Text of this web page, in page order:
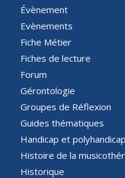
Évènement
Evènements
Fiche Métier
Fiches de lecture
Forum
Gérontologie
Groupes de Réflexion
Guides thématiques
Handicap et polyhandicap
Histoire de la
Historique